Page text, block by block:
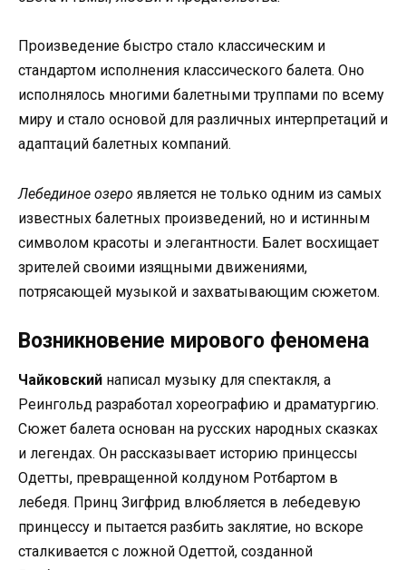
Произведение быстро стало классическим и
стандартом исполнения классического балета. Оно
исполнялось многими балетными труппами по всему
миру и стало основой для различных интерпретаций и
адаптаций балетных компаний.
Лебединое озеро является не только одним из самых
известных балетных произведений, но и истинным
символом красоты и элегантности. Балет восхищает
зрителей своими изящными движениями,
потрясающей музыкой и захватывающим сюжетом.
Возникновение мирового феномена
Чайковский написал музыку для спектакля, а
Реингольд разработал хореографию и драматургию.
Сюжет балета основан на русских народных сказках
и легендах. Он рассказывает историю принцессы
Одетты, превращенной колдуном Ротбартом в
лебедя. Принц Зигфрид влюбляется в лебедевую
принцессу и пытается разбить заклятие, но вскоре
сталкивается с ложной Одеттой, созданной